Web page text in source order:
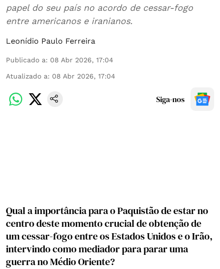
papel do seu país no acordo de cessar-fogo
entre americanos e iranianos.
Leonídio Paulo Ferreira
Publicado a: 08 Abr 2026, 17:04
Atualizado a: 08 Abr 2026, 17:04
Siga-nos
Qual a importância para o Paquistão de estar no
centro deste momento crucial de obtenção de
um cessar-fogo entre os Estados Unidos e o Irão,
intervindo como mediador para parar uma
guerra no Médio Oriente?